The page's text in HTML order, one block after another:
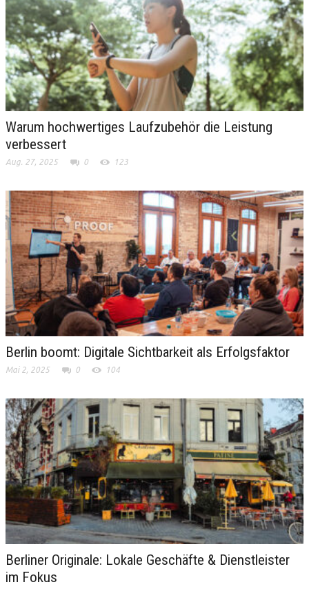
Warum hochwertiges Laufzubehör die Leistung
verbessert
Aug. 27, 2025 0 123
Berlin boomt: Digitale Sichtbarkeit als Erfolgsfaktor
Mai 2, 2025 0 104
Berliner Originale: Lokale Geschäfte & Dienstleister
im Fokus